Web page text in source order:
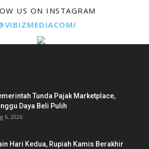
US ON INSTAGRAM
Tunda Pajak Marketplace,
Daya Beli Pulih
6, 2026
Hari Kedua, Rupiah Kamis Berakhir